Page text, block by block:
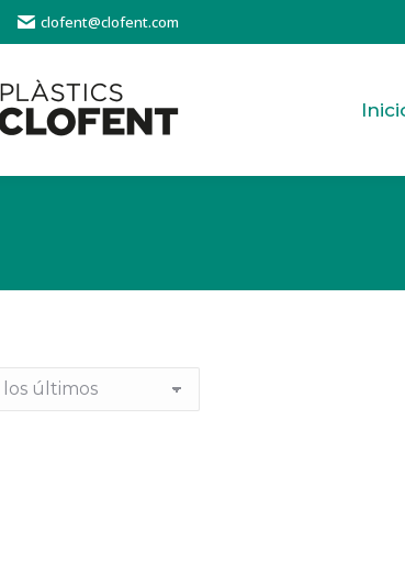
clofent@clofent.com